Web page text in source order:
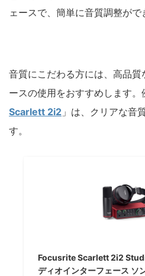
ェースで、簡単に音質調整がで
音質にこだわる方には、高品
ースの使用をおすすめします。
Scarlett 2i2 」は、クリアな音
す。
Focusrite Scarlett 2i2
ディオインターフェース ソ